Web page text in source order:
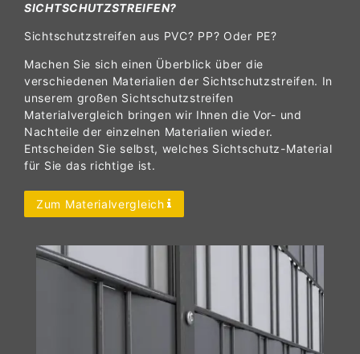
SICHTSCHUTZSTREIFEN?
Sichtschutzstreifen aus PVC? PP? Oder PE?
Machen Sie sich einen Überblick über die
verschiedenen Materialien der Sichtschutzstreifen. In
unserem großen Sichtschutzstreifen
Materialvergleich bringen wir Ihnen die Vor- und
Nachteile der einzelnen Materialien wieder.
Entscheiden Sie selbst, welches Sichtschutz-Material
für Sie das richtige ist.
Zum Materialvergleich